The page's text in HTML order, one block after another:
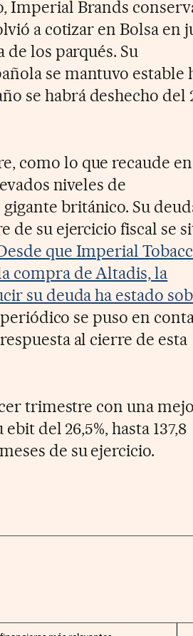
Imperial Brands
a cotizar en Bolsa en
de los parqués. Su
se mantuvo estable
se habrá deshecho del
como lo que recaude
niveles de
británico. Su
su ejercicio fiscal se
que Imperial
compra de Altadis, la
su deuda ha estado
se puso en
al cierre de esta
trimestre con una
del 26,5%, hasta 137,8
de su ejercicio.